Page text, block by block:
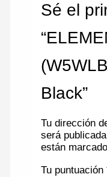
Sé el
Black”
Tu dirección
será
están
Tu puntuación